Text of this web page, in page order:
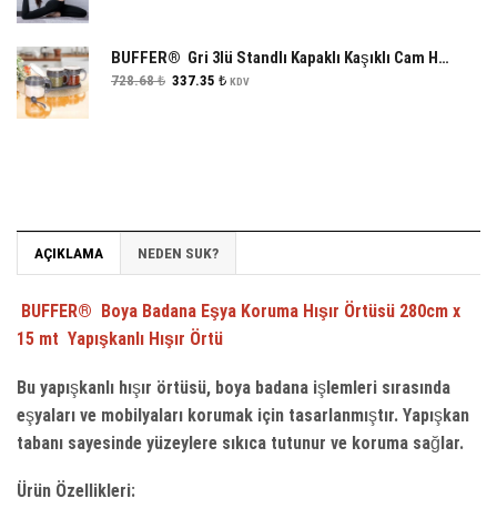
BUFFER® Gri 3lü Standlı Kapaklı Kaşıklı Cam Hava Sızdırmaz Baharatlık Takımı KC-386
728.68₺ Orijinal
337.35 ₺ŞuKDV
AÇIKLAMA NEDEN SUK?
BUFFER® Boya Badana Eşya Koruma Hışır Örtüsü 280cm x
15 mt Yapışkanlı Hışır Örtü
Bu yapışkanlı hışır örtüsü, boya badana işlemleri sırasında
eşyaları ve mobilyaları korumak için tasarlanmıştır. Yapışkan
tabanı sayesinde yüzeylere sıkıca tutunur ve koruma sağlar.
Ürün Özellikleri: